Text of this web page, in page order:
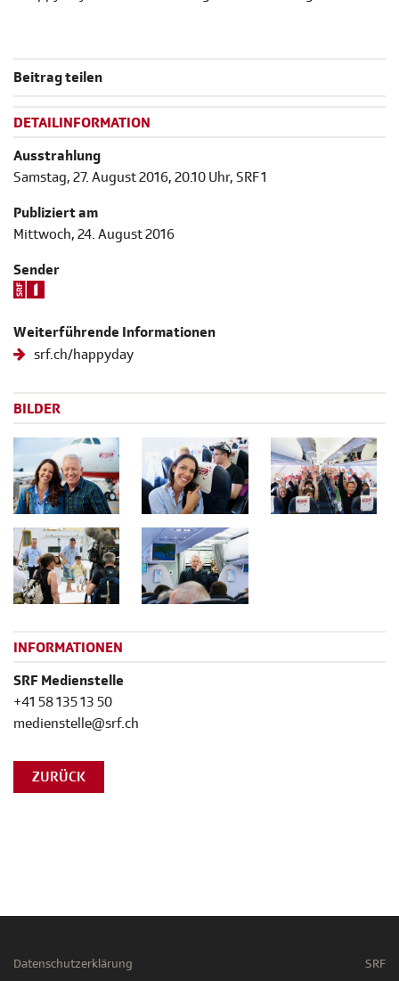
Beitrag teilen
DETAILINFORMATION
Ausstrahlung
Samstag, 27. August 2016, 20.10 Uhr, SRF 1
Publiziert am
Mittwoch, 24. August 2016
Sender
Weiterführende Informationen
srf.ch/happyday
BILDER
INFORMATIONEN
SRF Medienstelle
+41 58 135 13 50
medienstelle@srf.ch
ZURÜCK
Datenschutzerklärung SRF